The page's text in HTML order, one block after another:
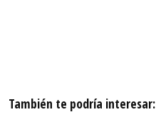
También te podría interesar: